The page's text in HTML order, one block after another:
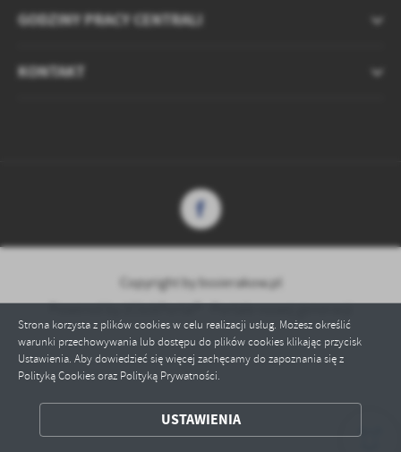
Strona korzysta z plików cookies w celu realizacji usług. Możesz określić
warunki przechowywania lub dostępu do plików cookies klikając przycisk
Ustawienia. Aby dowiedzieć się więcej zachęcamy do zapoznania się z
Polityką Cookies oraz Polityką Prywatności.
USTAWIENIA
ZAPISZ WYBRANE
GODZINY PRACY CENTRALI
KONTAKT
Copyright by bssierakow.pl